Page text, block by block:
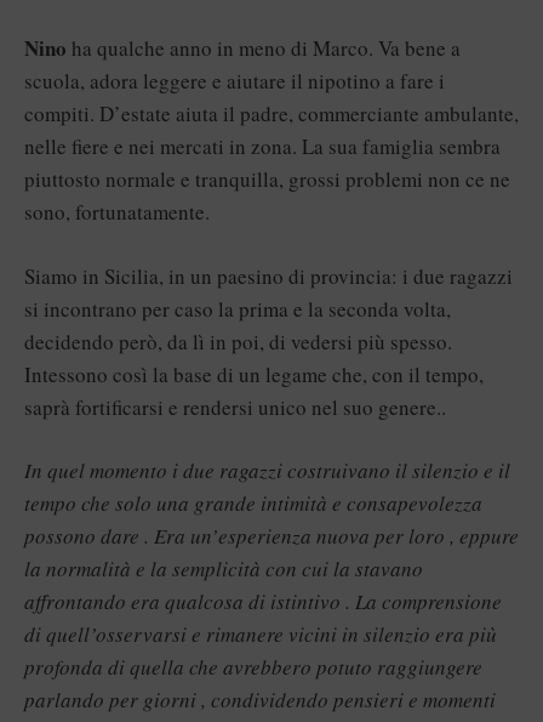
Nino ha qualche anno in meno di Marco. Va bene a
scuola, adora leggere e aiutare il nipotino a fare i
compiti. D’estate aiuta il padre, commerciante ambulante,
nelle fiere e nei mercati in zona. La sua famiglia sembra
piuttosto normale e tranquilla, grossi problemi non ce ne
sono, fortunatamente.
Siamo in Sicilia, in un paesino di provincia: i due ragazzi
si incontrano per caso la prima e la seconda volta,
decidendo però, da lì in poi, di vedersi più spesso.
Intessono così la base di un legame che, con il tempo,
saprà fortificarsi e rendersi unico nel suo genere..
In quel momento i due ragazzi costruivano il silenzio e il
tempo che solo una grande intimità e consapevolezza
possono dare . Era un’esperienza nuova per loro , eppure
la normalità e la semplicità con cui la stavano
affrontando era qualcosa di istintivo . La comprensione
di quell’osservarsi e rimanere vicini in silenzio era più
profonda di quella che avrebbero potuto raggiungere
parlando per giorni , condividendo pensieri e momenti